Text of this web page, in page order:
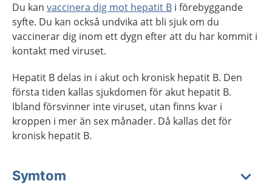
Du kan vaccinera dig mot hepatit B i förebyggande
syfte. Du kan också undvika att bli sjuk om du
vaccinerar dig inom ett dygn efter att du har kommit i
kontakt med viruset.
Hepatit B delas in i akut och kronisk hepatit B. Den
första tiden kallas sjukdomen för akut hepatit B.
Ibland försvinner inte viruset, utan finns kvar i
kroppen i mer än sex månader. Då kallas det för
kronisk hepatit B.
Symtom